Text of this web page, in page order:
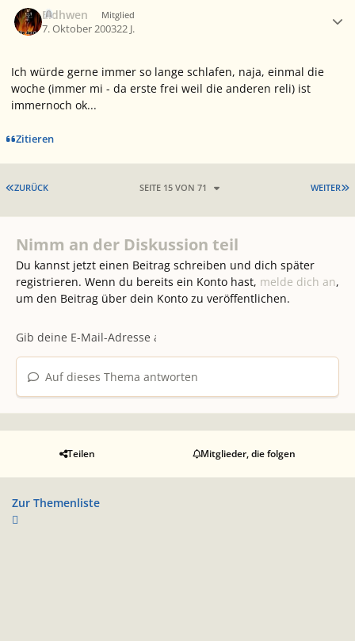
Eldhwen Mitglied
7. Oktober 200322 J.
Ich würde gerne immer so lange schlafen, naja, einmal die
woche (immer mi - da erste frei weil die anderen reli) ist
immernoch ok...
Zitieren
ERSTE SEITE
ZURÜCK WEITER
SEITE 15 VON 71
Nimm an der Diskussion teil
Du kannst jetzt einen Beitrag schreiben und dich später
registrieren. Wenn du bereits ein Konto hast, melde dich an,
um den Beitrag über dein Konto zu veröffentlichen.
Auf dieses Thema antworten
Teilen Mitglieder, die folgen
Zur Themenliste